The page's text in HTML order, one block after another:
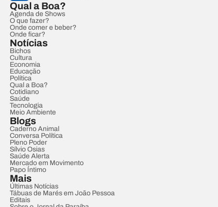
Qual a Boa?
Agenda de Shows
O que fazer?
Onde comer e beber?
Onde ficar?
Notícias
Bichos
Cultura
Economia
Educação
Política
Qual a Boa?
Cotidiano
Saúde
Tecnologia
Meio Ambiente
Blogs
Caderno Animal
Conversa Política
Pleno Poder
Sílvio Osias
Saúde Alerta
Mercado em Movimento
Papo Íntimo
Mais
Últimas Notícias
Tábuas de Marés em João Pessoa
Editais